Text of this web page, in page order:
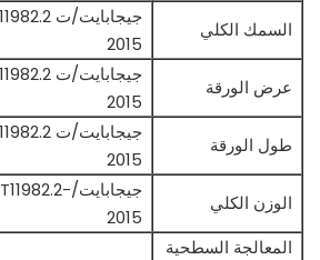
السمك الكلي
2015
عرض الورقة
2015
طول الورقة
2015
الوزن الكلي
جيجابايت/T11982.2-
2015
المعالجة السطحية